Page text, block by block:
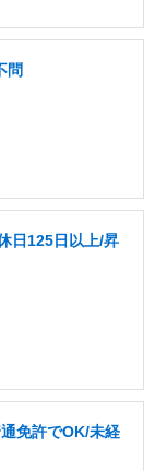
問
日125日以上/昇
免許でOK/未経